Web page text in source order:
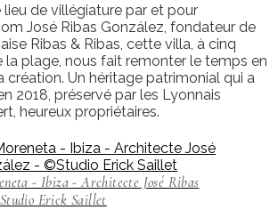
de villégiature par et pour
José Ribas González, fondateur de
Ribas & Ribas, cette villa, à cinq
la plage, nous fait remonter le temps en
création. Un héritage patrimonial qui a
2018, préservé par les Lyonnais
heureux propriétaires.
- Ibiza - Architecte José Ribas
Erick Saillet